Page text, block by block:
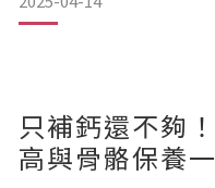
變差，整體身體機能就容
消化變慢等等。那為什麼
只補鈣還不夠
高與骨骼保養